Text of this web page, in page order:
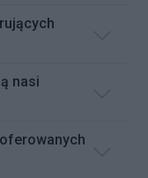
nasi